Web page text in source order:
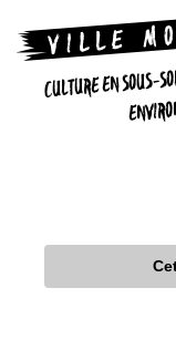
CULTURE EN SOUS-